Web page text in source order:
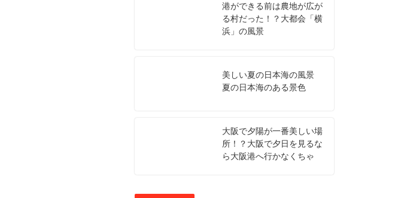
港ができる前は農地が広が
る村だった！？大都会「横
浜」の風景
美しい夏の日本海の風景
夏の日本海のある景色
大阪で夕陽が一番美しい場
所！？大阪で夕日を見るな
ら大阪港へ行かなくちゃ